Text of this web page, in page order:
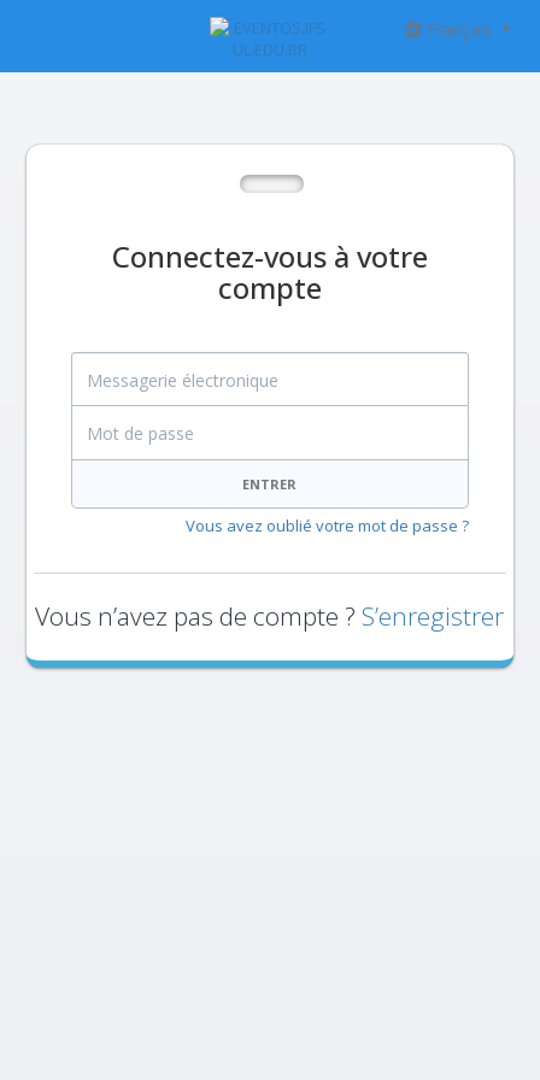
Français
Connectez-vous à votre
compte
Messagerie électronique
ENTRER
Vous avez oublié votre mot de passe ?
Vous n’avez pas de compte ? S’enregistrer